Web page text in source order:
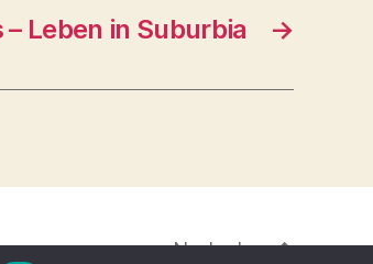
→
– Leben in Suburbia
Nach oben↑